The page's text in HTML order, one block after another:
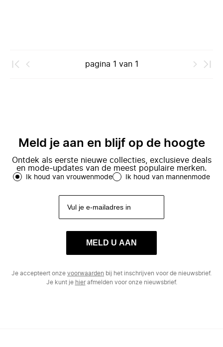
pagina 1 van 1
Meld je aan en blijf op de hoogte
Ontdek als eerste nieuwe collecties, exclusieve deals
en mode-updates van de meest populaire merken.
Ik houd van vrouwenmode Ik houd van mannenmode
MELD U AAN
Je accepteert onze voorwaarden bij het inschrijven voor de nieuwsbrief.
Je kunt je hierafmelden voor onze nieuwsbrief.